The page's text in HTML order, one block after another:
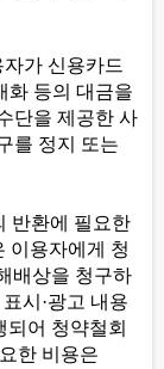
가 신용카드
화 등의 대금을
단을 제공한 사
를 정지 또는
반환에 필요한
이용자에게 청
배상을 청구하
시 ·광고 내용
어 청약철회
한 비용은